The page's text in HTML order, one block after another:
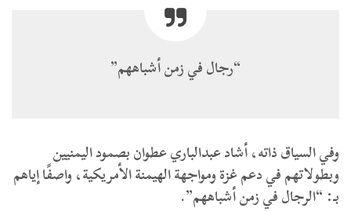
“رجال في زمن أشباههم”
وفي السياق ذاته، أشاد عبدالباري عطوان بصمود اليمنيين
وبطولاتهم في دعم غزة ومواجهة الهيمنة الأمريكية، واصفًا إياهم
بـ: “الرجال في زمن أشباههم”.